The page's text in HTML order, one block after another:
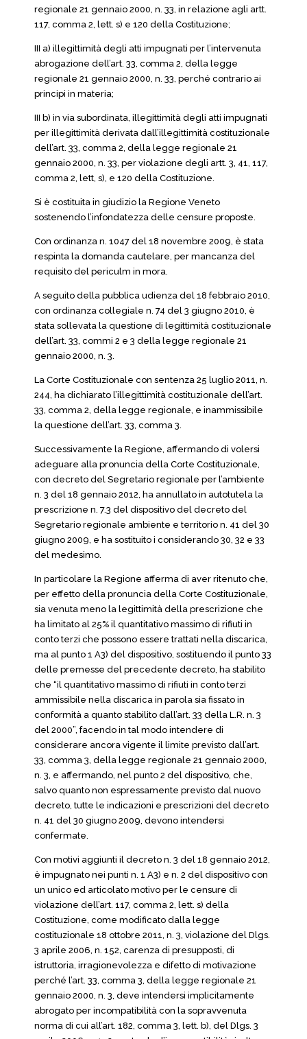
regionale 21 gennaio 2000, n. 33, in relazione agli artt.
117, comma 2, lett. s) e 120 della Costituzione;
III a) illegittimità degli atti impugnati per l’intervenuta
abrogazione dell’art. 33, comma 2, della legge
regionale 21 gennaio 2000, n. 33, perché contrario ai
principi in materia;
III b) in via subordinata, illegittimità degli atti impugnati
per illegittimità derivata dall’illegittimità costituzionale
dell’art. 33, comma 2, della legge regionale 21
gennaio 2000, n. 33, per violazione degli artt. 3, 41, 117,
comma 2, lett, s), e 120 della Costituzione.
Si è costituita in giudizio la Regione Veneto
sostenendo l’infondatezza delle censure proposte.
Con ordinanza n. 1047 del 18 novembre 2009, è stata
respinta la domanda cautelare, per mancanza del
requisito del periculm in mora.
A seguito della pubblica udienza del 18 febbraio 2010,
con ordinanza collegiale n. 74 del 3 giugno 2010, è
stata sollevata la questione di legittimità costituzionale
dell’art. 33, commi 2 e 3 della legge regionale 21
gennaio 2000, n. 3.
La Corte Costituzionale con sentenza 25 luglio 2011, n.
244, ha dichiarato l’illegittimità costituzionale dell’art.
33, comma 2, della legge regionale, e inammissibile
la questione dell’art. 33, comma 3.
Successivamente la Regione, affermando di volersi
adeguare alla pronuncia della Corte Costituzionale,
con decreto del Segretario regionale per l’ambiente
n. 3 del 18 gennaio 2012, ha annullato in autotutela la
prescrizione n. 7.3 del dispositivo del decreto del
Segretario regionale ambiente e territorio n. 41 del 30
giugno 2009, e ha sostituito i considerando 30, 32 e 33
del medesimo.
In particolare la Regione afferma di aver ritenuto che,
per effetto della pronuncia della Corte Costituzionale,
sia venuta meno la legittimità della prescrizione che
ha limitato al 25% il quantitativo massimo di rifiuti in
conto terzi che possono essere trattati nella discarica,
ma al punto 1 A3) del dispositivo, sostituendo il punto 33
delle premesse del precedente decreto, ha stabilito
che “il quantitativo massimo di rifiuti in conto terzi
ammissibile nella discarica in parola sia fissato in
conformità a quanto stabilito dall’art. 33 della L.R. n. 3
del 2000”, facendo in tal modo intendere di
considerare ancora vigente il limite previsto dall’art.
33, comma 3, della legge regionale 21 gennaio 2000,
n. 3, e affermando, nel punto 2 del dispositivo, che,
salvo quanto non espressamente previsto dal nuovo
decreto, tutte le indicazioni e prescrizioni del decreto
n. 41 del 30 giugno 2009, devono intendersi
confermate.
Con motivi aggiunti il decreto n. 3 del 18 gennaio 2012,
è impugnato nei punti n. 1 A3) e n. 2 del dispositivo con
un unico ed articolato motivo per le censure di
violazione dell’art. 117, comma 2, lett. s) della
Costituzione, come modificato dalla legge
costituzionale 18 ottobre 2011, n. 3, violazione del Dlgs.
3 aprile 2006, n. 152, carenza di presupposti, di
istruttoria, irragionevolezza e difetto di motivazione
perché l’art. 33, comma 3, della legge regionale 21
gennaio 2000, n. 3, deve intendersi implicitamente
abrogato per incompatibilità con la sopravvenuta
norma di cui all’art. 182, comma 3, lett. b), del Dlgs. 3